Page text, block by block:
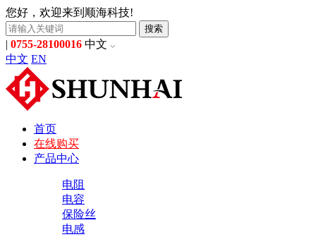
您好，欢迎来到顺海科技!
搜索
| 0755-28100016 中文
中文 EN
首页
在线购买
产品中心
电阻
电容
保险丝
电感